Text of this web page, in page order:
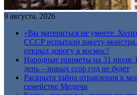
9 августа, 2026
«Вы материться не умеете.
СССР испытали ракету-
открыл дорогу в космос?
Народные приметы на 31 июля:
день – новых ссор год не будет
Раскрыта тайна отравления в
семействе Медичи